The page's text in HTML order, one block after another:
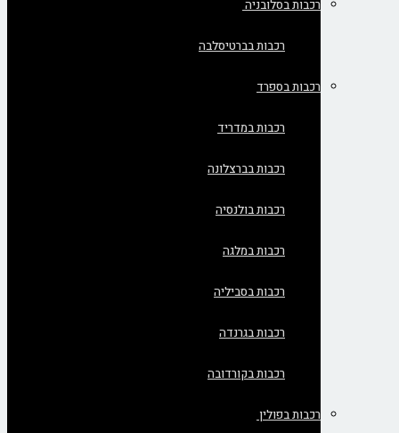
רכבות בסלובניה
רכבות בברטיסלבה
רכבות בספרד
רכבות במדריד
רכבות בברצלונה
רכבות בולנסיה
רכבות במלגה
רכבות בסביליה
רכבות בגרנדה
רכבות בקורדובה
רכבות בפולין